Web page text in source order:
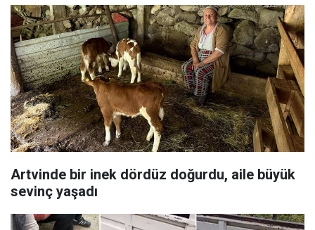
Artvinde bir inek dördüz doğurdu, aile büyük
sevinç yaşadı